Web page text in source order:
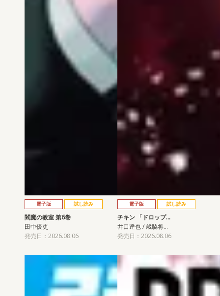
電子版 試し読み
閻魔の教室 第6巻
田中優吏
発売日：2026.08.06
電子版 試し読み
チキン 「ドロップ…
井口達也 / 歳脇将…
発売日：2026.08.06